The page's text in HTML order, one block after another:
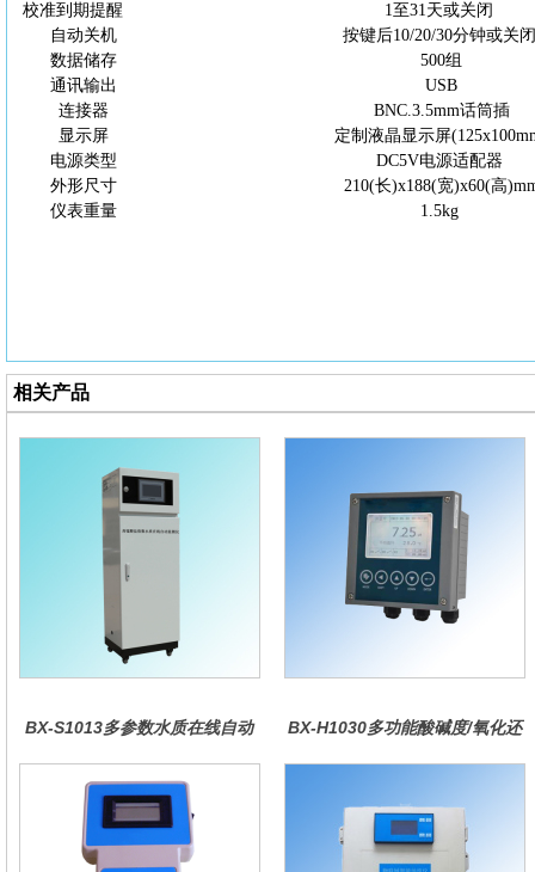
校准到期提醒
1至31天或关闭
自动关机
按键后10/20/30分钟或关闭
数据储存
500组
通讯输出
USB
连接器
BNC.3.5mm话筒插
显示屏
定制液晶显示屏
电源类型
DC5V电源适配器
外形尺寸
210(长)x188(宽)x60(高
仪表重量
1.5kg
相关产品
BX-S1013多参数水质在线自动
BX-H1030多功能酸碱度/氧化还